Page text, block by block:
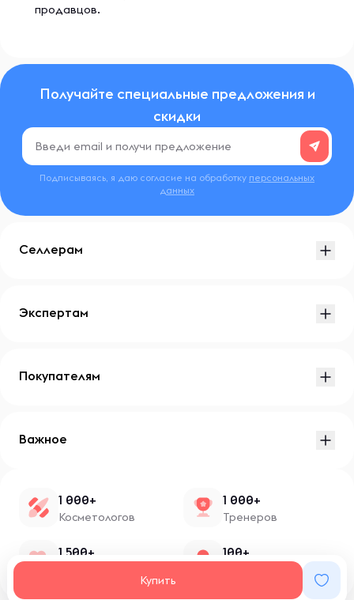
продавцов.
Получайте специальные предложения и
скидки
Подписываясь, я даю согласие на обработку персональных
данных
Купить
Селлерам
Экспертам
Покупателям
Важное
1 000+
Косметологов
1 000+
Тренеров
1 500+ 100+